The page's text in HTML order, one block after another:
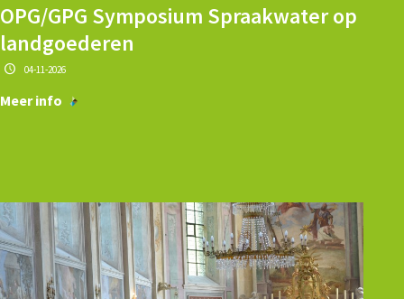
OPG/GPG Symposium Spraakwater op
landgoederen
04-11-2026
Meer info